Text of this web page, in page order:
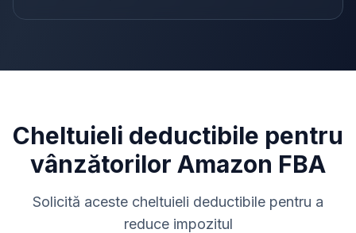
Cheltuieli deductibile pentru
vânzătorilor Amazon FBA
Solicită aceste cheltuieli deductibile pentru a
reduce impozitul